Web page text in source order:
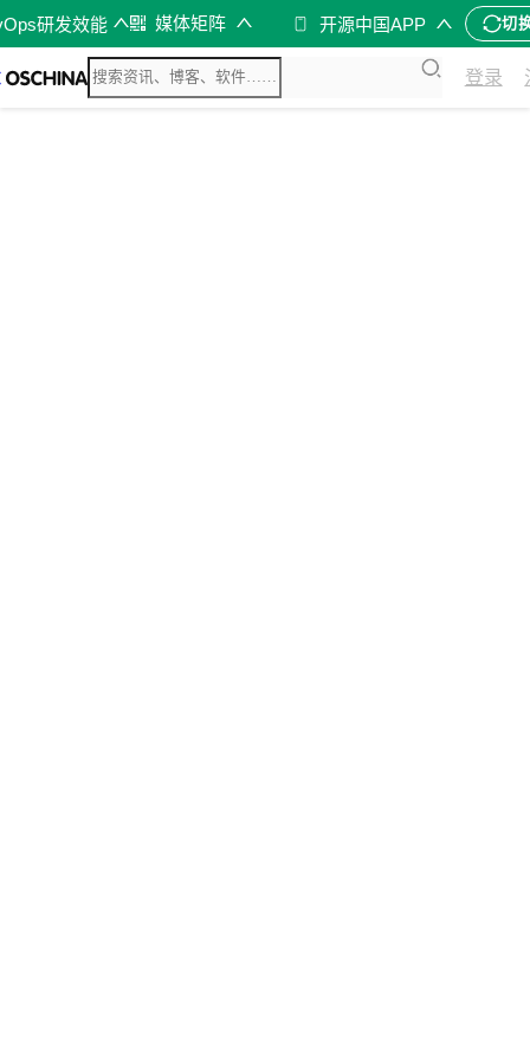
研发效能 媒体矩阵 开源中国APP 切
登录